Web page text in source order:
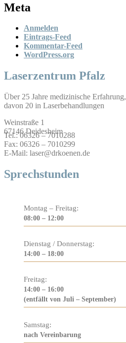
Meta
Anmelden
Eintrags-Feed
Kommentar-Feed
WordPress.org
Laserzentrum Pfalz
Über 25 Jahre medizinische Erfahrung,
davon 20 in Laserbehandlungen
Weinstraße 1
67146 Deidesheim
Tel.: 06326 – 7010288
Fax: 06326 – 7010299
E-Mail: laser@drkoenen.de
Sprechstunden
Montag – Freitag:
08:00 – 12:00
Dienstag / Donnerstag:
14:00 – 18:00
Freitag:
14:00 – 16:00
(entfällt von Juli – September)
Samstag:
nach Vereinbarung